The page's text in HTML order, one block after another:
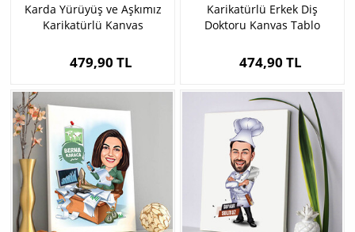
Karda Yürüyüş ve Aşkımız
Karikatürlü Kanvas
479,90 TL
Karikatürlü Erkek Diş
Doktoru Kanvas Tablo
474,90 TL